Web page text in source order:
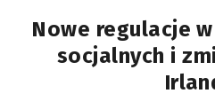
Nowe regulacje
socjalnych i